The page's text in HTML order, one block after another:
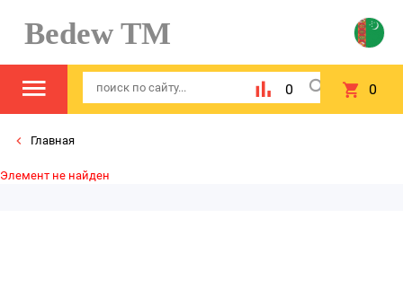
Bedew TM
0 0
Главная
Элемент не найден